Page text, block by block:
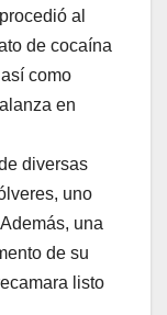
al
de cocaína
como
en
diversas
uno
una
de su
listo